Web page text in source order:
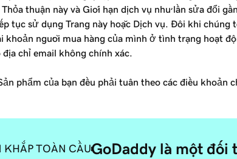
thuận này và Giới hạn dịch vụ như lần sửa đổi
tục sử dụng Trang này hoặc Dịch vụ. Đôi khi
khoản người mua hàng của mình ở tình trạng hoạt
chỉ email không chính xác.
phẩm của bạn đều phải tuân theo các điều khoản
KHẮP TOÀN CẦUGoDaddy là một đối